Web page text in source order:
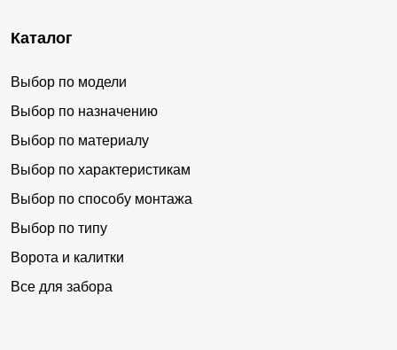
Каталог
Выбор по модели
Выбор по назначению
Выбор по материалу
Выбор по характеристикам
Выбор по способу монтажа
Выбор по типу
Ворота и калитки
Все для забора